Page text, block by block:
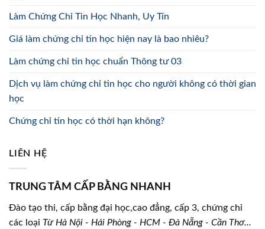
Làm Chứng Chỉ Tin Học Nhanh, Uy Tín
Giá làm chứng chỉ tin học hiện nay là bao nhiêu?
Làm chứng chỉ tin học chuẩn Thông tư 03
Dịch vụ làm chứng chỉ tin học cho người không có thời gian
học
Chứng chỉ tin học có thời hạn không?
LIÊN HỆ
TRUNG TÂM CẤP BẰNG NHANH
Đào tạo thi, cấp bằng đại học,cao đẳng, cấp 3, chứng chỉ
các loại Từ Hà Nội - Hải Phòng - HCM - Đà Nẵng - Cần Thơ...